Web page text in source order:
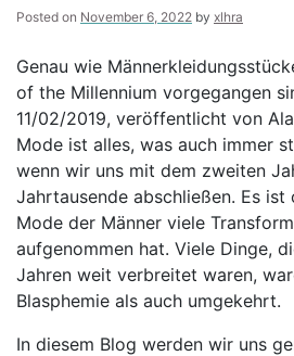
Posted on November 6, 2022 by xlhra
Genau wie
of the Millennium vorgegangen
11/02/2019, veröffentlicht von
Mode ist alles, was auch immer
wenn wir uns mit dem zweiten
Jahrtausende abschließen. Es
Mode der Männer viele
aufgenommen hat. Viele Dinge,
Jahren weit verbreitet waren,
Blasphemie als auch umgekehrt.
In diesem Blog werden wir uns